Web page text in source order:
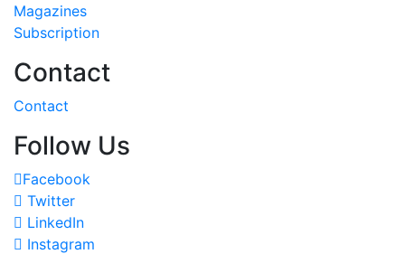
Magazines
Subscription
Contact
Contact
Follow Us
Facebook
Twitter
LinkedIn
Instagram